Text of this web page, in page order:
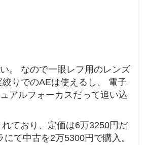
。 なので一眼レフ用のレンズ
りでのAEは使えるし、 電子
アルフォーカスだって追い込
ており、定価は6万3250円だ
て中古を2万5300円で購入。